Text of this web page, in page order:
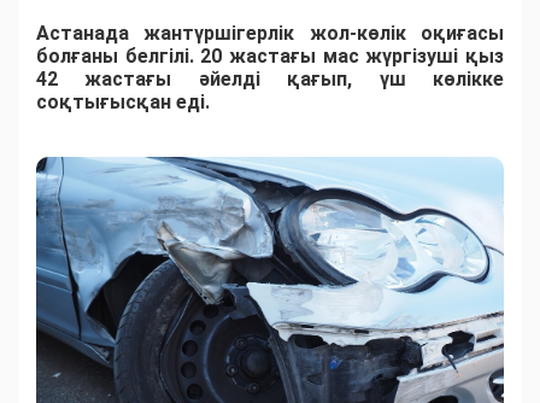
Астанада жантүршігерлік жол-көлік оқиғасы
болғаны белгілі. 20 жастағы мас жүргізуші қыз
42 жастағы әйелді қағып, үш көлікке
соқтығысқан еді.